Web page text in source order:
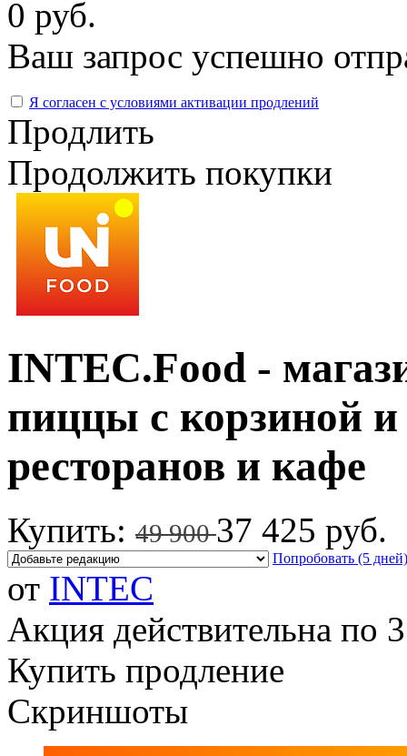
0 руб.
Ваш запрос успешно
Я согласен с условиями активации продлений
Продлить
Продолжить покупки
INTEC.Food -
пиццы с корзиной
ресторанов и кафе
Купить: 49 90037 425 руб.
Попробовать (5 дней)
от INTEC
Акция действительна по
Купить продление
Скриншоты